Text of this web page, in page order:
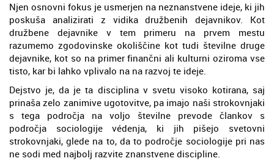
Njen osnovni fokus je usmerjen na neznanstvene ideje, ki jih
poskuša analizirati z vidika družbenih dejavnikov. Kot
družbene dejavnike v tem primeru na prvem mestu
razumemo zgodovinske okoliščine kot tudi številne druge
dejavnike, kot so na primer finančni ali kulturni oziroma vse
tisto, kar bi lahko vplivalo na na razvoj te ideje.
Dejstvo je, da je ta disciplina v svetu visoko kotirana, saj
prinaša zelo zanimive ugotovitve, pa imajo naši strokovnjaki
s tega področja na voljo številne prevode člankov s
področja sociologije védenja, ki jih pišejo svetovni
strokovnjaki, glede na to, da to področje sociologije pri nas
ne sodi med najbolj razvite znanstvene discipline.